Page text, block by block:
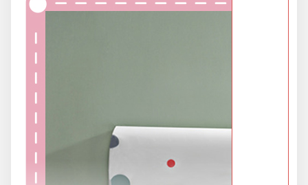
熱銷商品-超夯小物盡在這裡